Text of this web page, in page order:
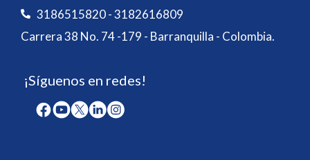
3186515820 - 3182616809
Carrera 38 No. 74 -179 - Barranquilla - Colombia.
¡Síguenos en redes!